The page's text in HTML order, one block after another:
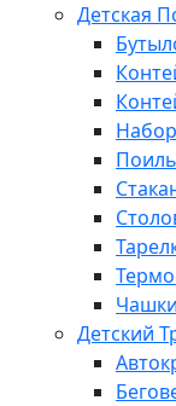
Детская
Детский